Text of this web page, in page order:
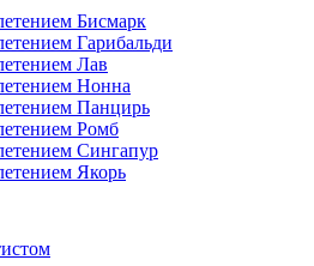
Бисмарк
Гарибальди
Лав
Нонна
Панцирь
Ромб
Сингапур
Якорь